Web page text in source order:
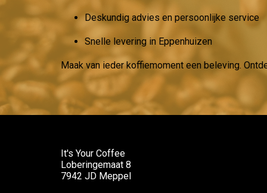
Deskundig advies en persoonlijke service
Snelle levering in Eppenhuizen
Maak van ieder koffiemoment een beleving.
It's Your Coffee
Loberingemaat 8
7942 JD Meppel